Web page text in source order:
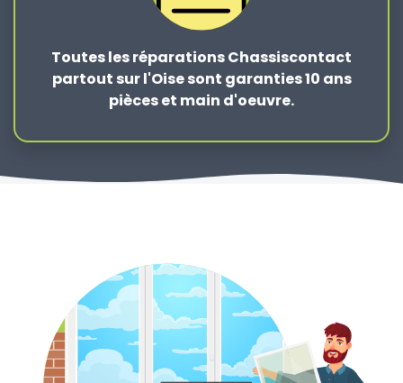
Toutes les réparations Chassiscontact
partout sur l'Oise sont garanties 10 ans
pièces et main d'oeuvre.